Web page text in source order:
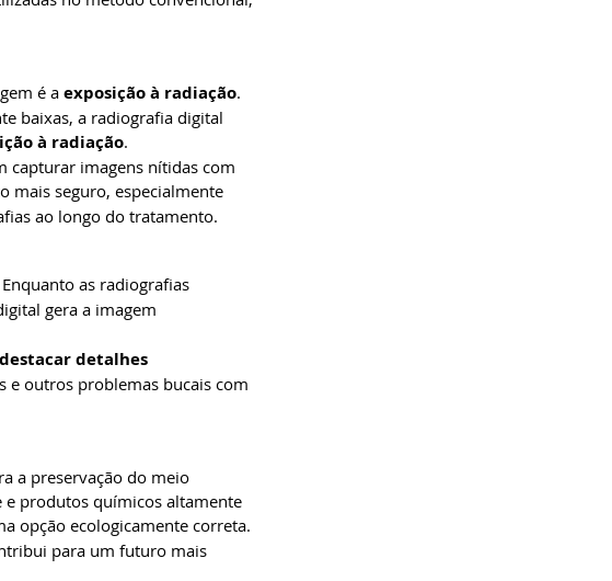
é a exposição à radiação.
baixas, a radiografia digital
à radiação.
capturar imagens nítidas com
mais seguro, especialmente
ao longo do tratamento.
Enquanto as radiografias
gera a imagem
detalhes
e outros problemas bucais com
a preservação do meio
produtos químicos altamente
opção ecologicamente correta.
para um futuro mais